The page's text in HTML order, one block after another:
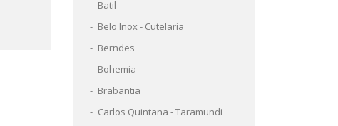
Batil
Belo Inox - Cutelaria
Berndes
Bohemia
Brabantia
Carlos Quintana - Taramundi